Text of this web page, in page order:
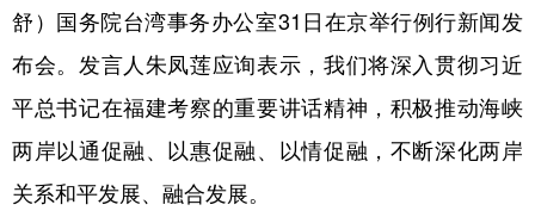
广东 广西 海南 重庆
四川 贵州 云南 西藏
陕西 甘肃 青海 宁夏
舒）国务院台湾事务办公室31日在京举行例行新闻发
布会。发言人朱凤莲应询表示，我们将深入贯彻习近
平总书记在福建考察的重要讲话精神，积极推动海峡
两岸以通促融、以惠促融、以情促融，不断深化两岸
关系和平发展、融合发展。